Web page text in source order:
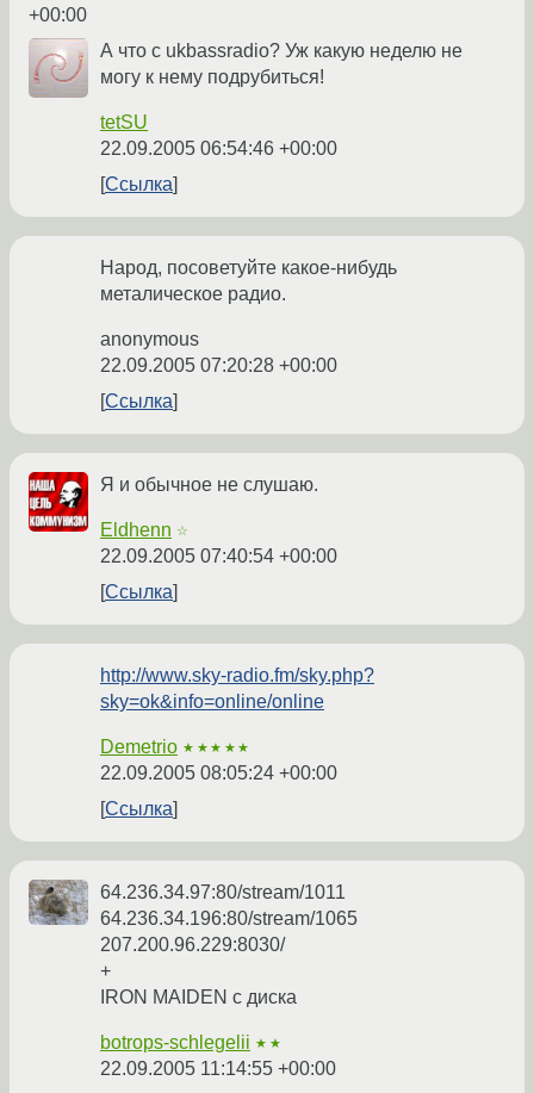
+00:00
А что с ukbassradio? Уж какую неделю не
могу к нему подрубиться!
tetSU
22.09.2005 06:54:46 +00:00
Ссылка
Народ, посоветуйте какое-нибудь
металическое радио.
anonymous
22.09.2005 07:20:28 +00:00
Ссылка
Я и обычное не слушаю.
Eldhenn ☆
22.09.2005 07:40:54 +00:00
Ссылка
http://www.sky-radio.fm/sky.php?
sky=ok&info=online/online
Demetrio ★★★★★
22.09.2005 08:05:24 +00:00
Ссылка
64.236.34.97:80/stream/1011
64.236.34.196:80/stream/1065
207.200.96.229:8030/
+
IRON MAIDEN с диска
botrops-schlegelii ★★
22.09.2005 11:14:55 +00:00